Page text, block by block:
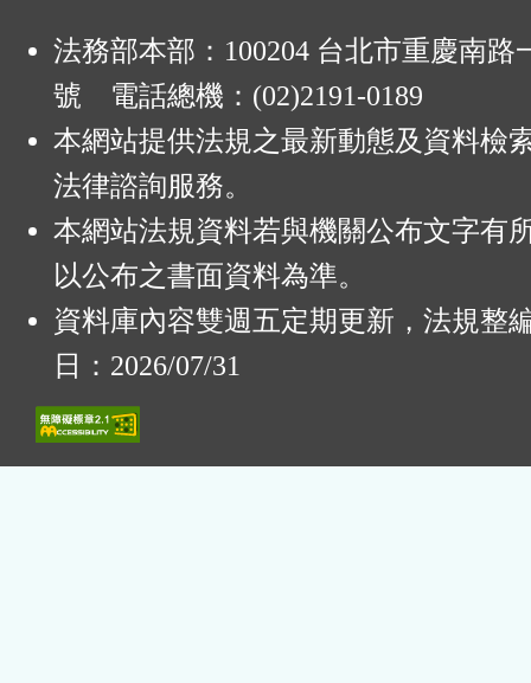
法務部本部：100204 台北市重慶南路
號 電話總機：(02)2191-0189
本網站提供法規之最新動態及資料檢
法律諮詢服務。
本網站法規資料若與機關公布文字有
以公布之書面資料為準。
資料庫內容雙週五定期更新，法規整
日：2026/07/31